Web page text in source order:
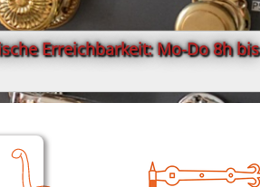
Erreichbarkeit: Mo-Do 8h bis